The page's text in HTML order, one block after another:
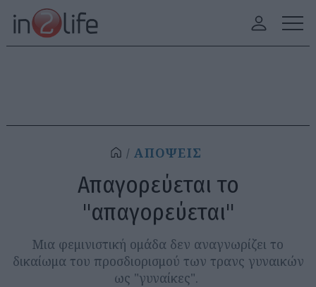
ΑΠΟΨΕΙΣ
Απαγορεύεται το
"απαγορεύεται"
Μια φεμινιστική ομάδα δεν αναγνωρίζει το
δικαίωμα του προσδιορισμού των τρανς γυναικών
ως "γυναίκες".